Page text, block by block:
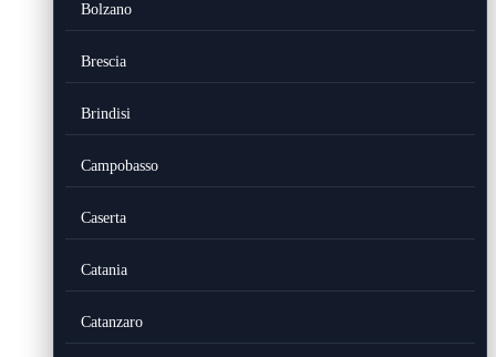
Bolzano
Brescia
Brindisi
Campobasso
Caserta
Catania
Catanzaro